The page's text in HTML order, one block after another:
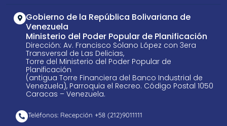
Gobierno de la República Bolivariana de
Venezuela
Ministerio del Poder Popular de Planificación
Dirección: Av. Francisco Solano López con 3era
Transversal de Las Delicias,
Torre del Ministerio del Poder Popular de
Planificación
(antigua Torre Financiera del Banco Industrial de
Venezuela), Parroquia el Recreo. Código Postal 1050
Caracas – Venezuela.
Teléfonos: Recepción +58 ​(212)9011111